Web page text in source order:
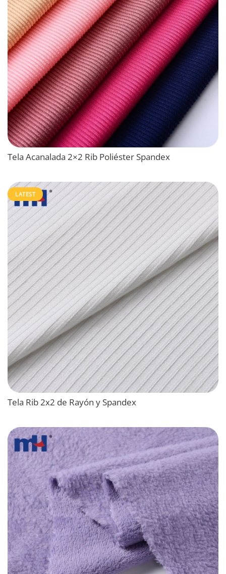
Tela Acanalada 2×2 Rib Poliéster Spandex
LATEST
Tela Rib 2x2 de Rayón y Spandex